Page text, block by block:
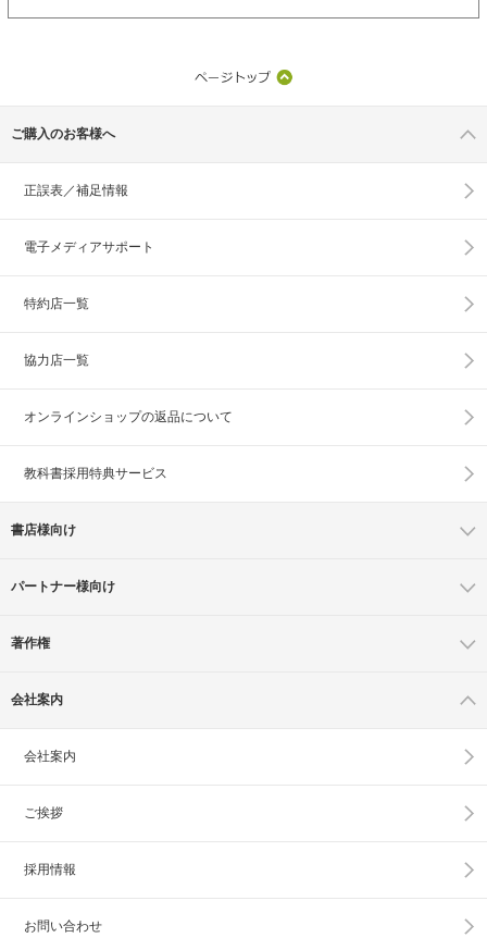
ご購入のお客様へ
正誤表／補足情報
電子メディアサポート
特約店一覧
協力店一覧
オンラインショップの返品について
教科書採用特典サービス
書店様向け
パートナー様向け
著作権
会社案内
会社案内
ご挨拶
採用情報
お問い合わせ